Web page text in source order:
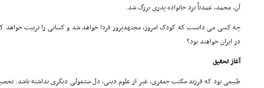
آن، محمد، عمدتاً نزد خانواده پدری بزرگ شد.
چه کسی می دانست که کودک امروز، مجتهدپرور فردا خواهد شد و کسانی را تربیت خواهد
در ایران خواهند بود؟
آغاز تحقیق
طبیعی بود که فرزند مکتب جعفری، غیر از علوم دینی، دل مشغولی دیگری نداشته باشد.